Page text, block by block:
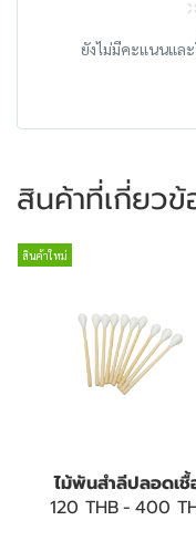
ยังไม่มีคะแนนแล
สินค้าที่เกี่ยว
สินค้าใหม่
ไม้พันสำลีปลอดเชื้
120 THB- 400